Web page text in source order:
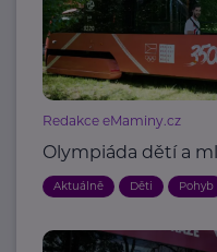
Redakce eMaminy.cz
Olympiáda dětí a
Aktuálně Děti Pohyb